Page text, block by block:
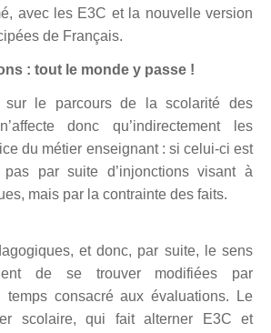
avec les E3C et la nouvelle version
de Français.
: tout le monde y passe !
sur le parcours de la scolarité des
donc qu’indirectement les
du métier enseignant : si celui-ci est
pas par suite d’injonctions visant à
mais par la contrainte des faits.
et donc, par suite, le sens
de se trouver modifiées par
temps consacré aux évaluations.
Le
scolaire, qui fait alterner E3C et